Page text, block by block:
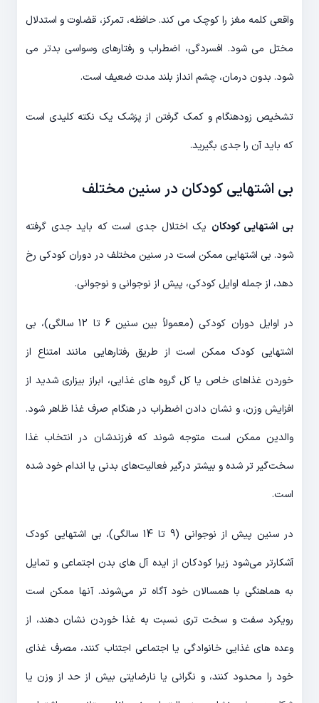
واقعی کلمه مغز را کوچک می کند. حافظه، تمرکز، قضاوت و استدلال
مختل می شود. افسردگی، اضطراب و رفتارهای وسواسی بدتر می
شود. بدون درمان، چشم انداز بلند مدت ضعیف است.
تشخیص زودهنگام و کمک گرفتن از پزشک یک نکته کلیدی است
که باید آن را جدی بگیرید.
بی اشتهایی کودکان در سنین مختلف
بی اشتهایی کودکان یک اختلال جدی است که باید جدی گرفته
شود. بی اشتهایی ممکن است در سنین مختلف در دوران کودکی رخ
دهد، از جمله اوایل کودکی، پیش از نوجوانی و نوجوانی.
در اوایل دوران کودکی (معمولاً بین سنین 6 تا 12 سالگی)، بی
اشتهایی کودک ممکن است از طریق رفتارهایی مانند امتناع از
خوردن غذاهای خاص یا کل گروه های غذایی، ابراز بیزاری شدید از
افزایش وزن، و نشان دادن اضطراب در هنگام صرف غذا ظاهر شود.
والدین ممکن است متوجه شوند که فرزندشان در انتخاب غذا
سخت‌گیر تر شده و بیشتر درگیر فعالیت‌های بدنی یا اندام خود شده
است.
در سنین پیش از نوجوانی (9 تا 14 سالگی)، بی اشتهایی کودک
آشکارتر می‌شود زیرا کودکان از ایده آل های بدن اجتماعی و تمایل
به هماهنگی با همسالان خود آگاه تر می‌شوند. آنها ممکن است
رویکرد سفت و سخت تری نسبت به غذا خوردن نشان دهند، از
وعده های غذایی خانوادگی یا اجتماعی اجتناب کنند، مصرف غذای
خود را محدود کنند، و نگرانی یا نارضایتی بیش از حد از وزن یا